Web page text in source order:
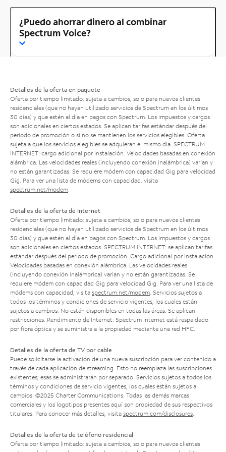
¿Puedo ahorrar dinero al combinar
Spectrum Voice?
Detalles de la oferta en paquete
Oferta por tiempo limitado; sujeta a cambios; solo para nuevos clientes
residenciales (que no hayan utilizado servicios de Spectrum en los últimos
30 días) y que estén al día en pagos con Spectrum. Los impuestos y cargos
son adicionales en ciertos estados. Se aplican tarifas estándar después del
período de promoción o si no se mantienen los servicios elegibles. Oferta
sujeta a que los servicios elegibles se adquieran el mismo día. SPECTRUM
INTERNET: cargo adicional por instalación. Velocidades basadas en conexión
alámbrica. Las velocidades reales (incluyendo conexión inalámbrica) varían y
no están garantizadas. Se requiere módem con capacidad Gig para velocidad
Gig. Para ver una lista de módems con capacidad, visita
spectrum.net/modem
Detalles de la oferta de Internet
Oferta por tiempo limitado; sujeta a cambios; solo para nuevos clientes
residenciales (que no hayan utilizado servicios de Spectrum en los últimos
30 días) y que estén al día en pagos con Spectrum. Los impuestos y cargos
son adicionales en ciertos estados. SPECTRUM INTERNET: se aplican tarifas
estándar después del período de promoción. Cargo adicional por instalación.
Velocidades basadas en conexión alámbrica. Las velocidades reales
(incluyendo conexión inalámbrica) varían y no están garantizadas. Se
requiere módem con capacidad Gig para velocidad Gig. Para ver una lista de
módems con capacidad, visita spectrum.net/modem . Servicios sujetos a
todos los términos y condiciones de servicio vigentes, los cuales están
sujetos a cambios. No están disponibles en todas las áreas. Se aplican
restricciones. Rendimiento de Internet: Spectrum Internet está respaldado
por fibra óptica y se suministra a la propiedad mediante una red HFC.
Detalles de la oferta de TV por cable
Puede solicitarse la activación de una nueva suscripción para ver contenido a
través de cada aplicación de streaming. Esto no reemplaza las suscripciones
existentes; esas se administrarán por separado. Servicios sujetos a todos los
términos y condiciones de servicio vigentes, los cuales están sujetos a
cambios. ©2025 Charter Communications. Todas las demás marcas
comerciales y los logotipos presentes aquí son propiedad de sus respectivos
titulares. Para conocer más detalles, visita spectrum.com/disclosures
Detalles de la oferta de teléfono residencial
Oferta por tiempo limitado; sujeta a cambios; solo para nuevos clientes